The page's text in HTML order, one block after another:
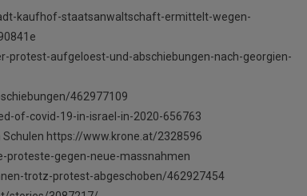
kaufhof-staatsanwaltschaft-ermittelt-wegen-
aufgeloest-und-abschiebungen-nach-georgien-
462977109
of-covid-19-in-israel-in-2020-656763
Schulen https://www.krone.at/2328596
proteste-gegen-neue-massnahmen
trotz-protest-abgeschoben/462927454